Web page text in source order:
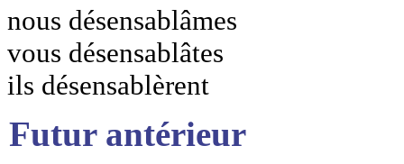
nous désensablâmes
vous désensablâtes
ils désensablèrent
Futur antérieur